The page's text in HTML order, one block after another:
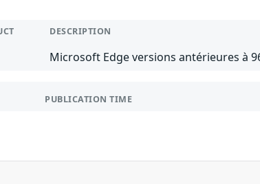
DESCRIPTION
Microsoft Edge versions antérieures à
PUBLICATION TIME